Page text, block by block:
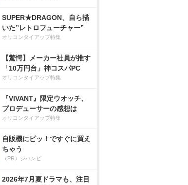
SUPER★DRAGON、自ら描
いた”レトロフューチャー”
オリコンタイアップ特集
【驚愕】メーカー社員が推す
「10万円台」神コスパPC
オリコンタイアップ特集
『VIVANT』限定ウオッチ、
プロデューサーの感想は
オリコンタイアップ特集
自販機にピッ！ですぐに買え
ちゃう
（PR）ジハンピ
2026年7月夏ドラマも、注目